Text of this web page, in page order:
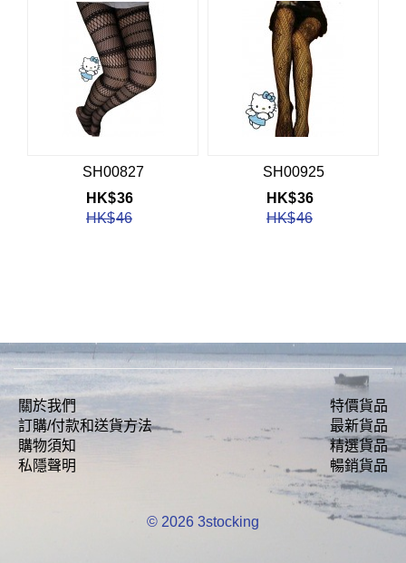
SH00827
HK$36
HK$46
SH00925
HK$36
HK$46
關於我們
訂購/付款和送貨方法
購物須知
私隱聲明
特價貨品
最新貨品
精選貨品
暢銷貨品
© 2026 3stocking